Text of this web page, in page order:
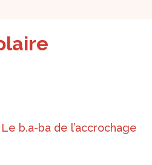
Le b.a-ba de l’accrochage